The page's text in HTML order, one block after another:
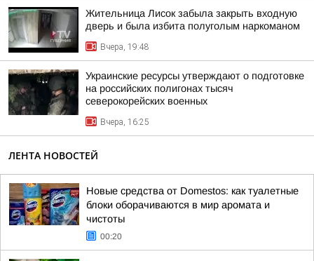
Жительница Лисок забыла закрыть входную
дверь и была избита полуголым наркоманом
Вчера, 19:48
Украинские ресурсы утверждают о подготовке
на российских полигонах тысяч
северокорейских военных
Вчера, 16:25
ЛЕНТА НОВОСТЕЙ
Новые средства от Domestos: как туалетные
блоки оборачиваются в мир аромата и
чистоты
00:20